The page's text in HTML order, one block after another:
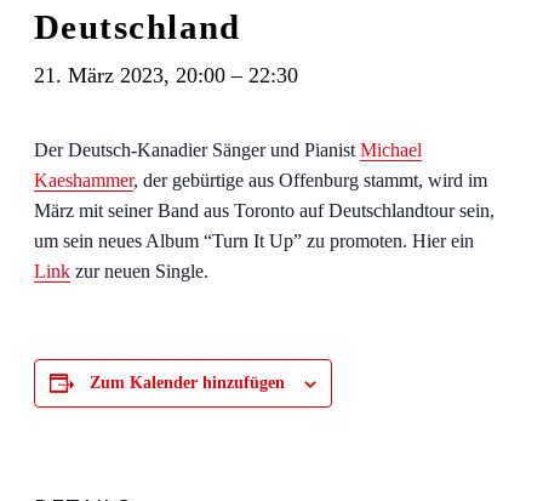
Deutschland
21. März 2023, 20:00 – 22:30
Der Deutsch-Kanadier Sänger und PianistMichael
Kaeshammer, der gebürtige aus Offenburg stammt, wird im
März mit seiner Band aus Toronto auf Deutschlandtour sein,
um sein neues Album “Turn It Up” zu promoten. Hier ein
Link zur neuen Single.
Zum Kalender hinzufügen